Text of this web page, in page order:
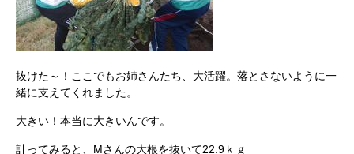
抜けた～！ここでもお姉さんたち、大活躍。落とさないように一
緒に支えてくれました。
大きい！本当に大きいんです。
計ってみると、Mさんの大根を抜いて22.9ｋｇ